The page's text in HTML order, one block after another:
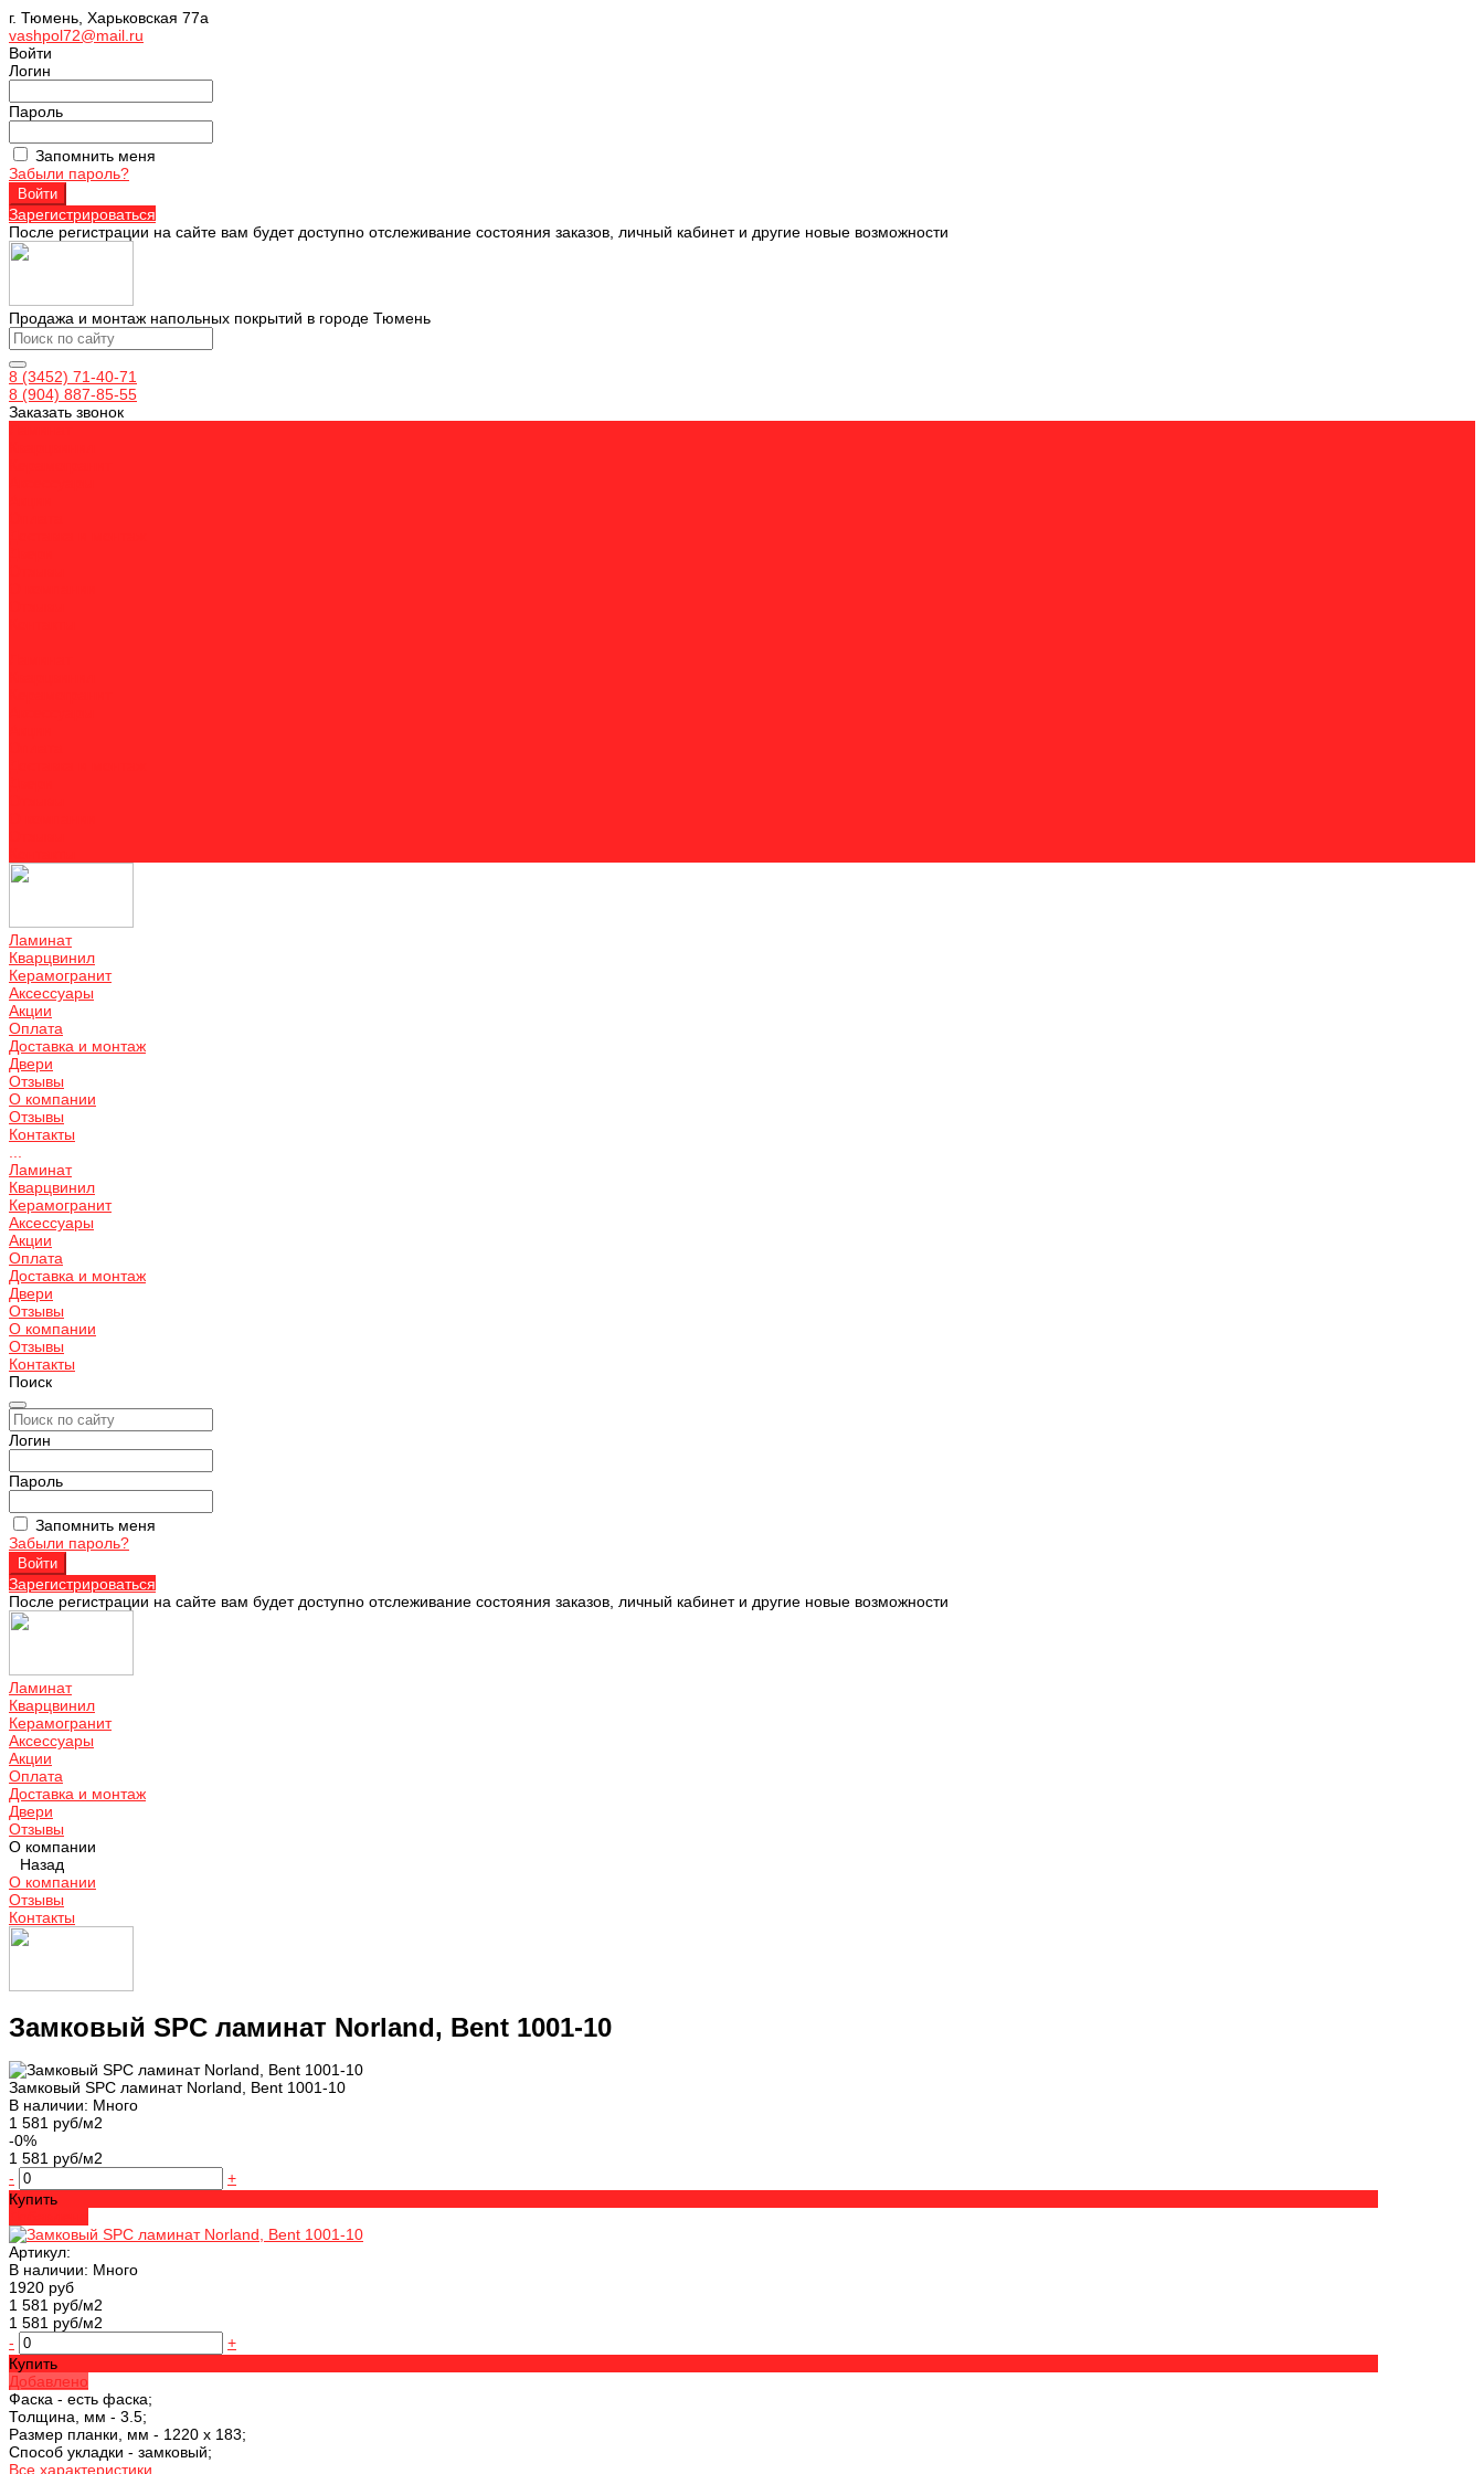
г. Тюмень, Харьковская 77а
vashpol72@mail.ru
Войти
Логин
Пароль
Запомнить меня
Забыли пароль?
Зарегистрироваться
После регистрации на сайте вам будет доступно отслеживание состояния заказов, личный кабинет и другие новые возможности
Продажа и монтаж напольных покрытий в городе Тюмень
8 (3452) 71-40-71
8 (904) 887-85-55
Заказать звонок
Ламинат
Кварцвинил
Керамогранит
Аксессуары
Акции
Оплата
Доставка и монтаж
Двери
Отзывы
О компании
Отзывы
Контакты
Ламинат
Кварцвинил
Керамогранит
Аксессуары
Акции
Оплата
Доставка и монтаж
Двери
Отзывы
О компании
Отзывы
Контакты
Поиск
Логин
Пароль
Запомнить меня
Забыли пароль?
Зарегистрироваться
После регистрации на сайте вам будет доступно отслеживание состояния заказов, личный кабинет и другие новые возможности
Ламинат
Кварцвинил
Керамогранит
Аксессуары
Акции
Оплата
Доставка и монтаж
Двери
Отзывы
О компании
Назад
О компании
Отзывы
Контакты
Замковый SPC ламинат Norland, Bent 1001-10
Замковый SPC ламинат Norland, Bent 1001-10
В наличии: Много
1 581 руб/м2
-0%
1 581 руб/м2
-
+
Купить
Артикул:
В наличии: Много
1920 руб
1 581 руб/м2
1 581 руб/м2
-
+
Купить
Добавлено
Фаска - есть фаска;
Толщина, мм - 3.5;
Размер планки, мм - 1220 х 183;
Способ укладки - замковый;
Все характеристики